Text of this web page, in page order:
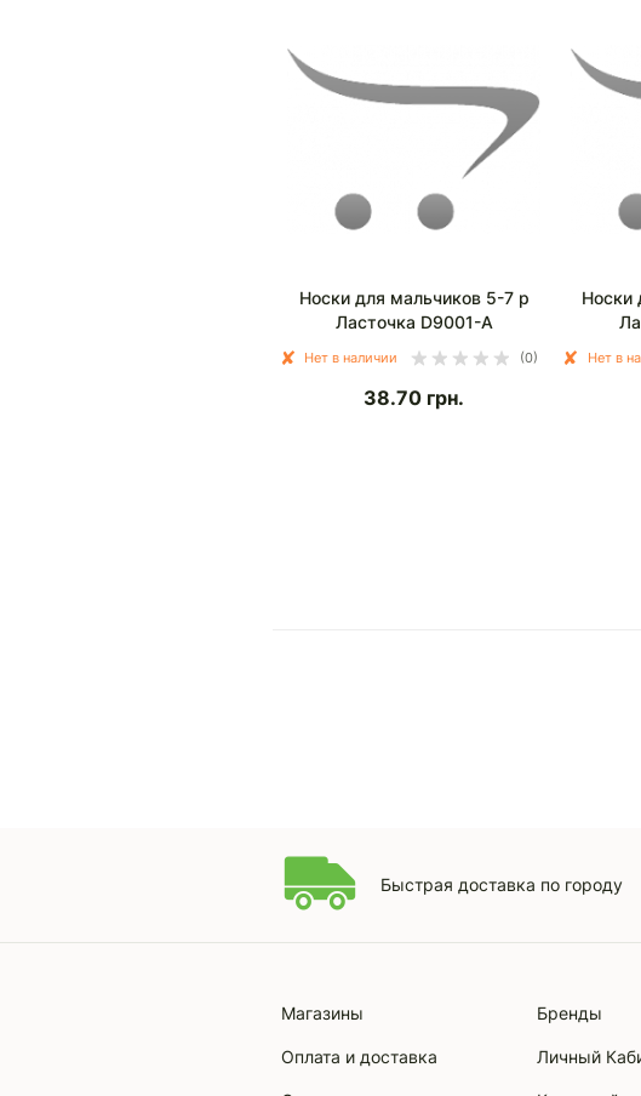
Носки для мальчиков 5-7 р
Ласточка D9001-А
Нет в наличии (0)
38.70 грн.
Носки
Нет в
Быстрая доставка по городу
Магазины
Оплата и доставка
Бренды
Личный